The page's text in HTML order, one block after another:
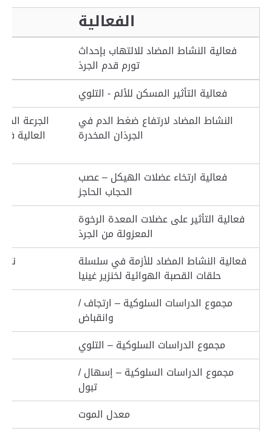
الفعالية
فعالية النشاط المضاد للالتهاب بإحداث
تورم قدم الجرذ
فعالية التأثير المسكن للألم - التلوي
النشاط المضاد لارتفاع ضغط الدم في
الجرذان المخدرة
الجرعة
العالية
فعالية ارتخاء عضلات الهيكل – عصب
الحجاب الحاجز
فعالية التأثير على عضلات المعدة الرخوة
المعزولة من الجرذ
فعالية النشاط المضاد للأزمة في سلسلة
حلقات القصبة الهوائية لخنزير غينيا
مجموع الدراسات السلوكية – ارتجاف /
وانقباض
مجموع الدراسات السلوكية – التلوي
مجموع الدراسات السلوكية – إسهال /
تبول
معدل الموت